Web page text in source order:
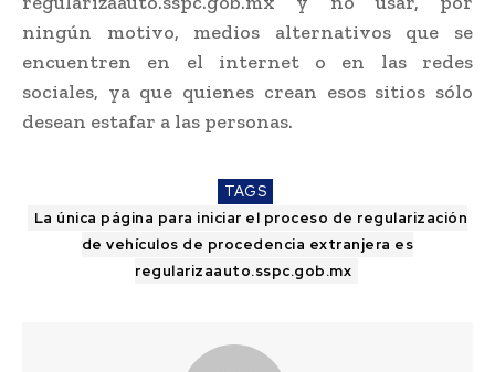
ningún motivo, medios alternativos que se
encuentren en el internet o en las redes
sociales, ya que quienes crean esos sitios sólo
desean estafar a las personas.
TAGS
La única página para iniciar el proceso de regularización
de vehículos de procedencia extranjera es
regularizaauto.sspc.gob.mx